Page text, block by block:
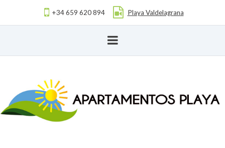
+34 659 620 894 Playa Valdelagrana